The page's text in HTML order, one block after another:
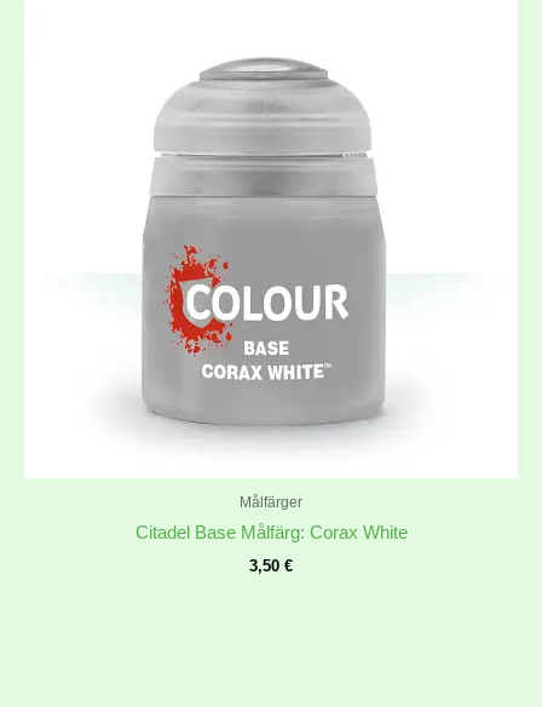
Målfärger
Citadel Base Målfärg: Corax White
3,50 €